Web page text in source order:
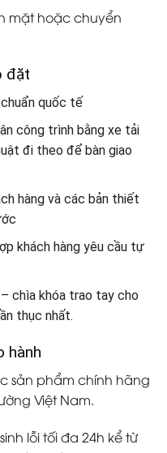
mặt hoặc chuyển
đặt
quốc tế
công trình bằng xe tải
đi theo để bàn giao
hàng và các bản thiết
khách hàng yêu cầu tự
chìa khóa trao tay cho
thục nhất.
hành
sản phẩm chính hãng
Việt Nam.
lỗi tối đa 24h kể từ